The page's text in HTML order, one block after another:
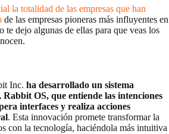
la totalidad de las empresas que han
de las empresas pioneras más influyentes en
te dejo algunas de ellas para que veas los
Inc. ha desarrollado un sistema
OS, que entiende las intenciones
interfaces y realiza acciones
. Esta innovación promete transformar la
con la tecnología, haciéndola más intuitiva